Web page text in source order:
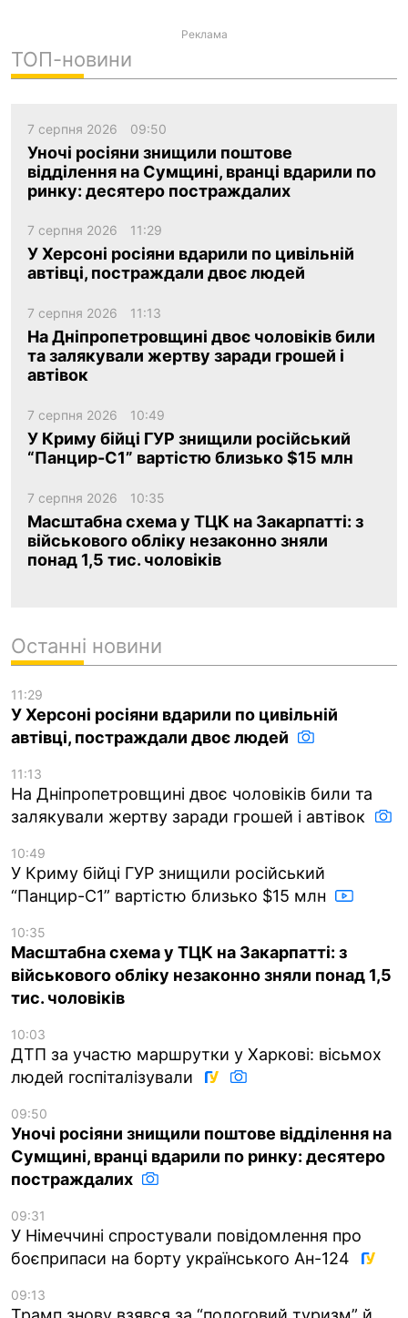
Реклама
ТОП-новини
7 серпня 2026 09:50
Уночі росіяни знищили поштове
відділення на Сумщині, вранці вдарили по
ринку: десятеро постраждалих
7 серпня 2026 11:29
У Херсоні росіяни вдарили по цивільній
автівці, постраждали двоє людей
7 серпня 2026 11:13
На Дніпропетровщині двоє чоловіків били
та залякували жертву заради грошей і
автівок
7 серпня 2026 10:49
У Криму бійці ГУР знищили російський
“Панцир-С1” вартістю близько $15 млн
7 серпня 2026 10:35
Масштабна схема у ТЦК на Закарпатті: з
військового обліку незаконно зняли
понад 1,5 тис. чоловіків
Останні новини
11:29
У Херсоні росіяни вдарили по цивільній
автівці, постраждали двоє людей
11:13
На Дніпропетровщині двоє чоловіків били та
залякували жертву заради грошей і автівок
10:49
У Криму бійці ГУР знищили російський
“Панцир-С1” вартістю близько $15 млн
10:35
Масштабна схема у ТЦК на Закарпатті: з
військового обліку незаконно зняли понад 1,5
тис. чоловіків
10:03
ДТП за участю маршрутки у Харкові: вісьмох
людей госпіталізували
09:50
Уночі росіяни знищили поштове відділення на
Сумщині, вранці вдарили по ринку: десятеро
постраждалих
09:31
У Німеччині спростували повідомлення про
боєприпаси на борту українського Ан-124
09:13